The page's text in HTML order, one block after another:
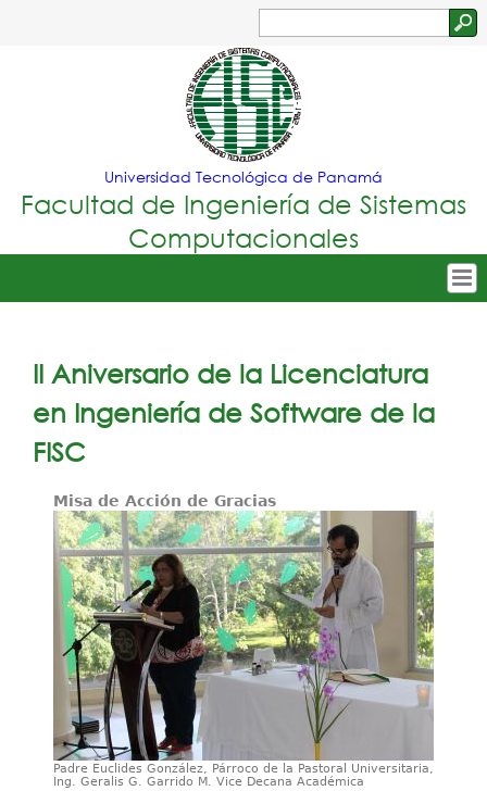
Jump to navigation
Formulario
de
búsqueda
Universidad Tecnológica de Panamá
Facultad de Ingeniería de Sistemas
Computacionales
Menu
Principal
Nuestra Facultad
Oferta Académica
Investigación
Servicios
II Aniversario de la Licenciatura
en Ingeniería de Software de la
FISC
Misa de Acción de Gracias
Padre Euclides González, Párroco de la Pastoral Universitaria,
Ing. Geralis G. Garrido M. Vice Decana Académica